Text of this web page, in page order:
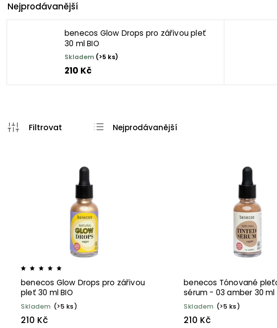
Nejprodávanější
benecos Glow Drops pro zářivou pleť
30 ml BIO
Skladem (>5 ks)
210 Kč
Nejprodávanější
benecos Glow Drops pro zářivou
pleť 30 ml BIO
Skladem (>5 ks)
210 Kč
benecos Tónované
sérum - 03 amber 30 ml
Skladem (>5 ks)
210 Kč